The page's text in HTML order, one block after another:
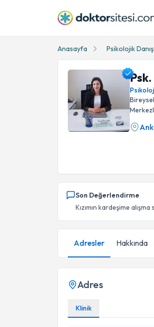
Anasayfa Psikolojik
Son Değerlendirme
Kızımın kardeşime
Adresler Hakkında
Adres
Klinik